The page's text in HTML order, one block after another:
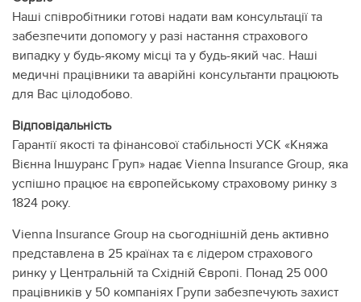
Наші співробітники готові надати вам консультації та
забезпечити допомогу у разі настання страхового
випадку у будь-якому місці та у будь-який час. Наші
медичні працівники та аварійні консультанти працюють
для Вас цілодобово.
Відповідальність
Гарантії якості та фінансової стабільності УСК «Княжа
Вієнна Іншуранс Груп» надає Vienna Insurance Group, яка
успішно працює на європейському страховому ринку з
1824 року.
Vienna Insurance Group на сьогоднішній день активно
представлена в 25 країнах та є лідером страхового
ринку у Центральній та Східній Європі. Понад 25 000
працівників у 50 компаніях Групи забезпечують захист